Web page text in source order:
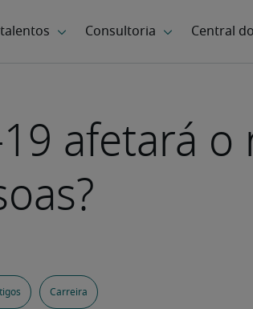
afetará
Carreira